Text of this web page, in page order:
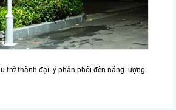
trở thành đại lý phân phối đèn năng lượng